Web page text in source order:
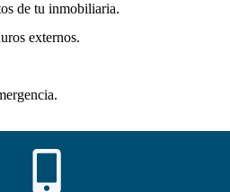
de tu inmobiliaria.
externos.